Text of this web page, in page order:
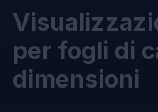
per fogli di
dimensioni